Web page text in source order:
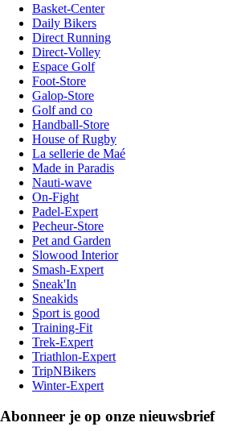
Basket-Center
Daily Bikers
Direct Running
Direct-Volley
Espace Golf
Foot-Store
Galop-Store
Golf and co
Handball-Store
House of Rugby
La sellerie de Maé
Made in Paradis
Nauti-wave
On-Fight
Padel-Expert
Pecheur-Store
Pet and Garden
Slowood Interior
Smash-Expert
Sneak'In
Sneakids
Sport is good
Training-Fit
Trek-Expert
Triathlon-Expert
TripNBikers
Winter-Expert
Abonneer je op onze nieuwsbrief